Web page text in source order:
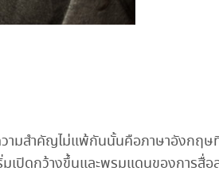
ามสำคัญไม่แพ้กันนั้นคือภาษาอังกฤษ
ปิดกว้างขึ้นและพรมแดนของการสื่อ